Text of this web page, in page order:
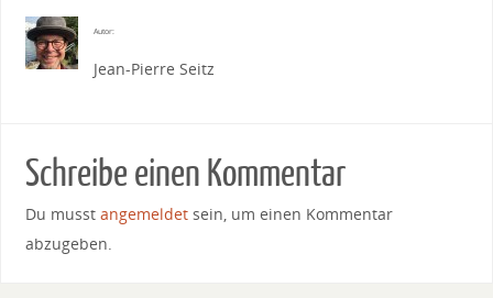
Autor:
Jean-Pierre Seitz
Schreibe einen Kommentar
Du musst angemeldetsein, um einen Kommentar
abzugeben.